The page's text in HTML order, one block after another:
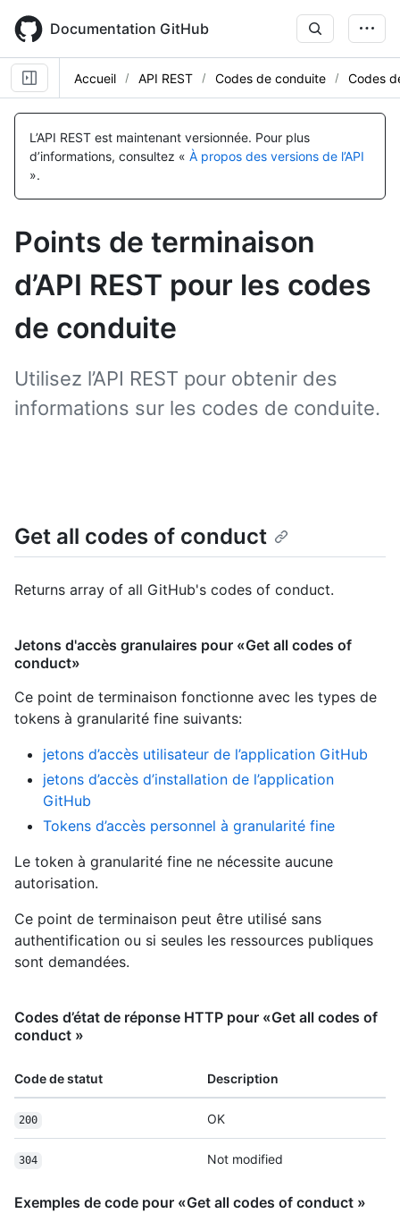
main
content
Documentation GitHub
Accueil API REST Codes de conduite Codes
L’API REST est maintenant versionnée. Pour plus
d’informations, consultez « À propos des versions de l’API
».
Points de terminaison
d’API REST pour les codes
de conduite
Utilisez l’API REST pour obtenir des
informations sur les codes de conduite.
Get all codes of conduct
Returns array of all GitHub's codes of conduct.
Jetons d'accès granulaires pour «Get all codes of
conduct»
Ce point de terminaison fonctionne avec les types de
tokens à granularité fine suivants:
jetons d’accès utilisateur de l’application GitHub
jetons d’accès d’installation de l’application
GitHub
Tokens d’accès personnel à granularité fine
Le token à granularité fine ne nécessite aucune
autorisation.
Ce point de terminaison peut être utilisé sans
authentification ou si seules les ressources publiques
sont demandées.
Codes d’état de réponse HTTP pour «Get all codes of
conduct »
Code de statut Description
200 OK
304 Not modified
Exemples de code pour «Get all codes of conduct »
Nom, Type,
Description
Nom, Type,
Description